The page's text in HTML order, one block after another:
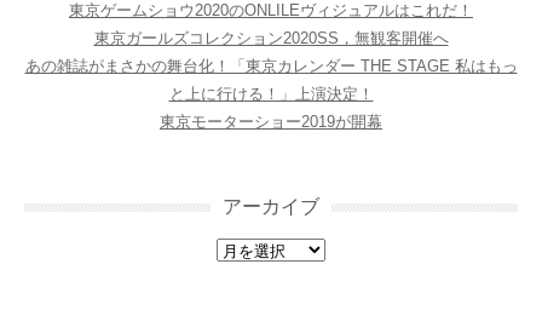
東京ゲームショウ2020のONLILEヴィジュアルはこれだ！
東京ガールズコレクション2020SS，無観客開催へ
あの雑誌がまさかの舞台化！「東京カレンダー THE STAGE 私はもっ
と上に行ける！」上演決定！
東京モーターショー2019が開幕
アーカイブ
アーカイブ